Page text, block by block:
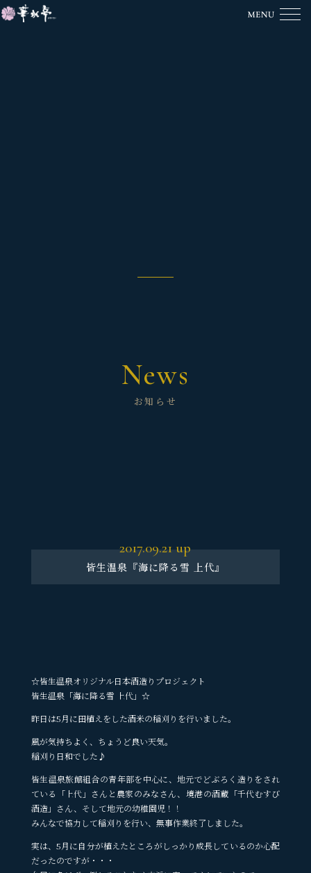
News
お知らせ
2017.09.21up
皆生温泉『海に降る雪 上代』
☆皆生温泉オリジナル日本酒造りプロジェクト
皆生温泉「海に降る雪 上代」☆
昨日は5月に田植えをした酒米の稲刈りを行いました。
風が気持ちよく、ちょうど良い天気。
稲刈り日和でした♪
皆生温泉旅館組合の青年部を中心に、地元でどぶろく造りをされ
ている「上代」さんと農家のみなさん、境港の酒蔵「千代むすび
酒造」さん、そして地元の幼稚園児！！
みんなで協力して稲刈りを行い、無事作業終了しました。
実は、5月に自分が植えたところがしっかり成長しているのか心配
だったのですが・・・